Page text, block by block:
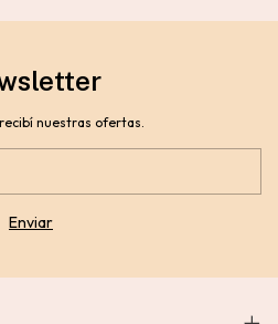
nuestras ofertas.